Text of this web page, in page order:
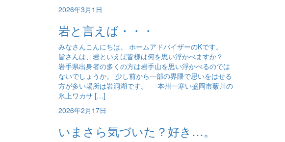
2026年3月1日
岩と言えば・・・
みなさんこんにちは。 ホームアドバイザーのKです。
皆さんは、岩といえば皆様は何を思い浮かべますか？
岩手県出身者の多くの方は岩手山を思い浮かべるのでは
ないでしょうか。 少し前から一部の界隈で思いをはせる
方が多い場所は岩洞湖です。 本州一寒い盛岡市薮川の
氷上ワカサ […]
2026年2月17日
いまさら気づいた？好き…。